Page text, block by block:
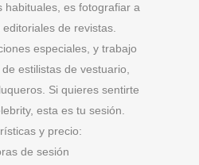
habituales, es fotografiar a
de revistas.
especiales, y trabajo
estilistas de vestuario,
Si quieres sentirte
esta es tu sesión.
y precio:
de sesión